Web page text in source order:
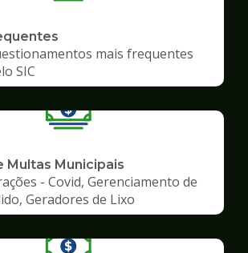
mais frequentes
SIC
Multas Municipais
- Covid, Gerenciamento de
Geradores de Lixo